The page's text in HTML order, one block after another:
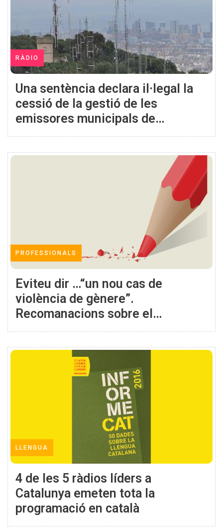
RÀDIO
Una sentència declara il·legal la
cessió de la gestió de les
emissores municipals de
titularitat pública a empreses
externes
PROFESSIONALS
Eviteu dir …“un nou cas de
violència de gènere”.
Recomanacions sobre el
tractament informatiu de les
agressions
LLENGUA
4 de les 5 ràdios líders a
Catalunya emeten tota la
programació en català